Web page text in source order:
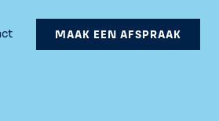
MAAK EEN AFSPRAAK